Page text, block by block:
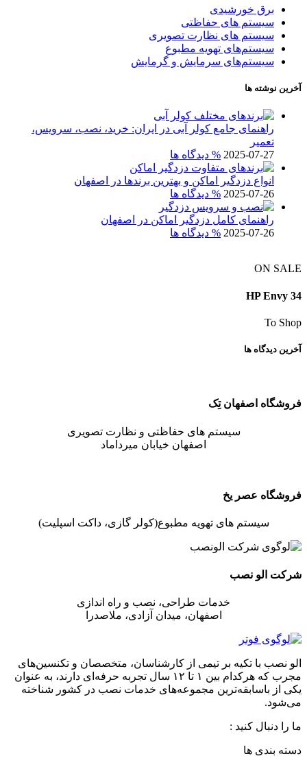
برق خورشیدی
سیستم های حفاظتی
سیستم های نظارت تصویری
سیستم‌های تهویه مطبوع
سیستم‌های سرمایش و گرمایش
آخرین نوشته ها
راهنمای جامع کولر آبی در ایران: خرید، نصب، سرویس،
تعمیر
2025-07-27 % دیدگاه ها
انواع دزدگیر اماکن و بهترین برندها در اصفهان
2025-07-26 % دیدگاه ها
راهنمای کامل دزدگیر اماکن در اصفهان
2025-07-26 % دیدگاه ها
ON SALE
HP Envy 34
To Shop
آخرین دیدگاه ها
فروشگاه اصفهان تِک
سیستم های حفاظتی و نظارت تصویری
اصفهان خیابان میرداماد
فروشگاه عصر یخ
سیستم های تهویه مطبوع(کولر گازی، داکت اسپلیت)
شرکت الو نصب
خدمات طراحی، نصب و راه اندازی
اصفهان، میدان آزادی، ملاصدرا
الو نصب با تکیه بر تیمی از کارشناسان، متخصصان و تکنسین‌های
مجرب که هرکدام بین ۱ تا ۱۲ سال تجربه حرفه‌ای دارند، به عنوان
یکی از باسابقه‌ترین مجموعه‌های خدمات نصب در کشور شناخته
می‌شود.
ما را دنبال کنید :
دسته بندی ها